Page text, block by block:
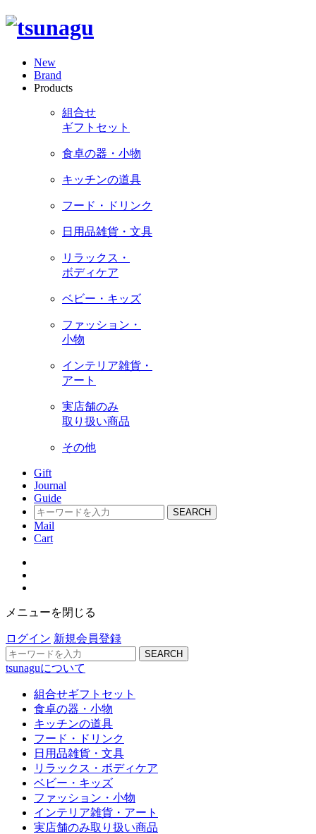
New
Brand
Products
組合せ
ギフトセット
食卓の器・小物
キッチンの道具
フード・ドリンク
日用品雑貨・文具
リラックス・
ボディケア
ベビー・キッズ
ファッション・
小物
インテリア雑貨・
アート
実店舗のみ
取り扱い商品
その他
Gift
Journal
Guide
SEARCH
Mail
Cart
メニューを閉じる
ログイン 新規会員登録
SEARCH
tsunaguについて
組合せギフトセット
食卓の器・小物
キッチンの道具
フード・ドリンク
日用品雑貨・文具
リラックス・ボディケア
ベビー・キッズ
ファッション・小物
インテリア雑貨・アート
実店舗のみ取り扱い商品